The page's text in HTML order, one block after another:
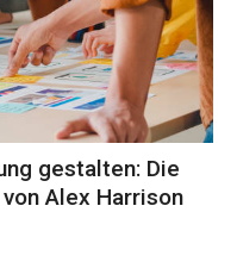
gestalten: Die
Alex Harrison